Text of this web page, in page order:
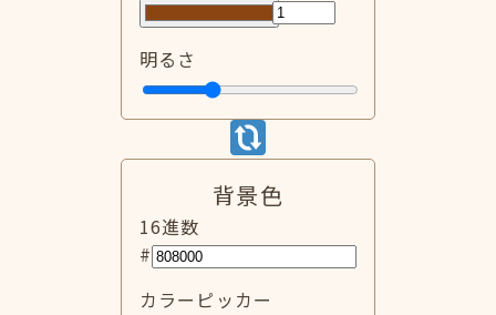
明るさ
背景色
16進数
#
カラーピッカー